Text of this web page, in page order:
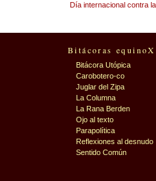
Día internacional contra
Bitácoras
Bitácora Utópica
Carobotero-co
Juglar del Zipa
La Columna
La Rana Berden
Ojo al texto
Parapolítica
Reflexiones al desnudo
Sentido Común